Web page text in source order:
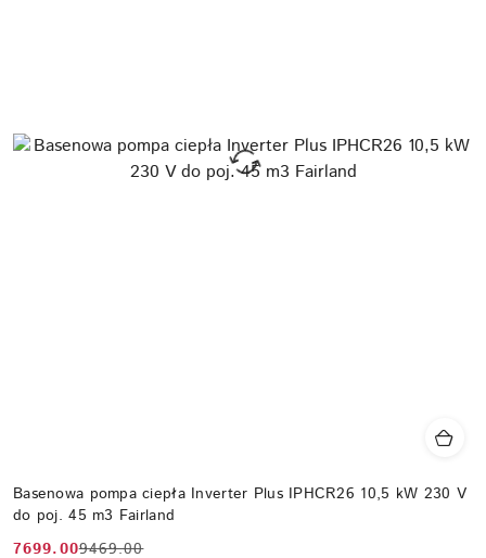
Basenowa pompa ciepła Inverter Plus IPHCR26 10,5 kW 230 V
do poj. 45 m3 Fairland
7699.009469.00